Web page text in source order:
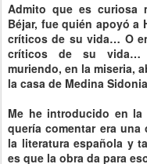
Admito que es curiosa
Béjar, fue quién apoyó a
críticos de su vida… O
críticos de su vida…
muriendo, en la miseria,
la casa de Medina
Me he introducido en
quería comentar era
la literatura española y
es que la obra da para